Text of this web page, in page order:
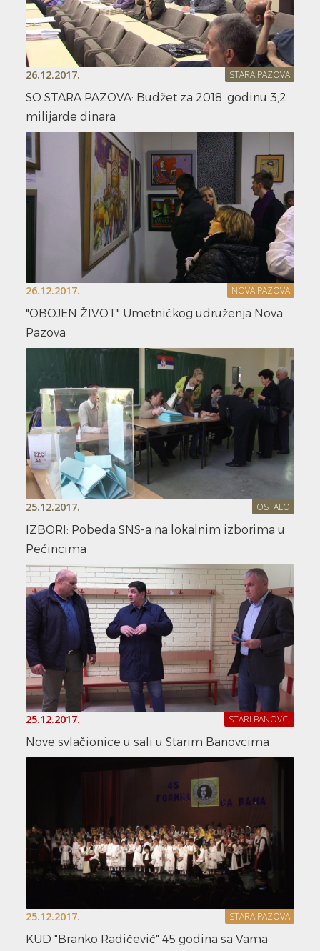
26.12.2017. STARA PAZOVA
SO STARA PAZOVA: Budžet za 2018. godinu 3,2
milijarde dinara
26.12.2017. NOVA PAZOVA
"OBOJEN ŽIVOT" Umetničkog udruženja Nova
Pazova
25.12.2017. OSTALO
IZBORI: Pobeda SNS-a na lokalnim izborima u
Pećincima
25.12.2017. STARI BANOVCI
Nove svlačionice u sali u Starim Banovcima
25.12.2017. STARA PAZOVA
KUD "Branko Radičević" 45 godina sa Vama